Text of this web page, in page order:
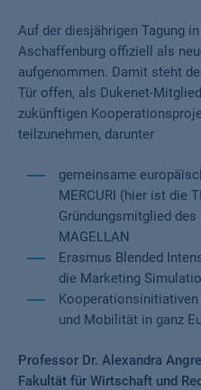
Auf der diesjährigen Tagung
Aschaffenburg offiziell als
aufgenommen. Damit steht
Tür offen, als Dukenet-
zukünftigen
teilzunehmen, darunter
gemeinsame
MERCURI (hier ist die
Gründungsmitglied
MAGELLAN
Erasmus Blended
die Marketing
Kooperationsinitiativen
und Mobilität in ganz
Professor Dr. Alexandra
Fakultät für Wirtschaft und